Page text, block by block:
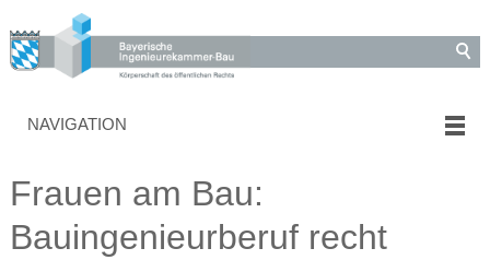
NAVIGATION
Frauen am Bau:
Bauingenieurberuf recht